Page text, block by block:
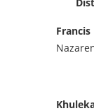
Francis